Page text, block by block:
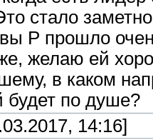
стало
Р прошло
желаю ей
в каком
будет по душе?
14:16]